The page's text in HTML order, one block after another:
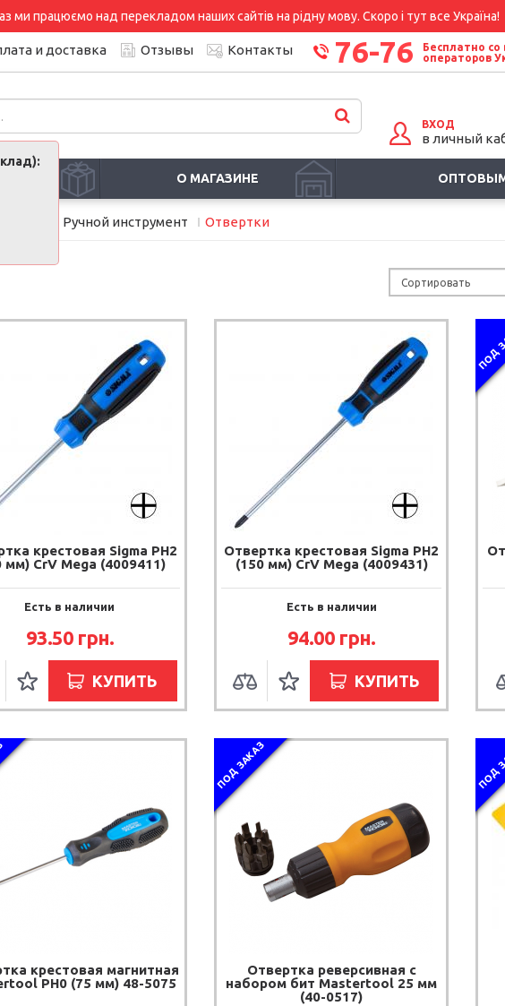
ми працюємо над перекладом наших сайтів на рідну мову. Скоро і тут все Україна!
и доставка Отзывы Контакты 76-76
Бесплатно
операторов
ВХОД
в личный
О МАГАЗИНЕ
Ручной инструмент Отвертки
крестовая Sigma PH2
мм) CrV Mega (4009411)
Есть в наличии
93.50грн.
КУПИТЬ
Отвертка крестовая Sigma PH2
(150 мм) CrV Mega (4009431)
Есть в наличии
94.00 грн.
КУПИТЬ
крестовая магнитная
PH0 (75 мм) 48-5075
ПОД ЗАКАЗ
Отвертка реверсивная с
набором бит Mastertool 25 мм
(40-0517)